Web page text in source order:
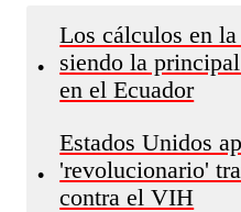
•
Los cálculos en
siendo la
en el Ecuador
•
Estados Unidos
'revolucionario'
contra el VIH